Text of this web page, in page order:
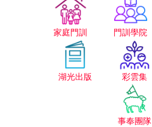
家庭門訓 門訓學院
湖光出版 彩雲集
事奉團隊